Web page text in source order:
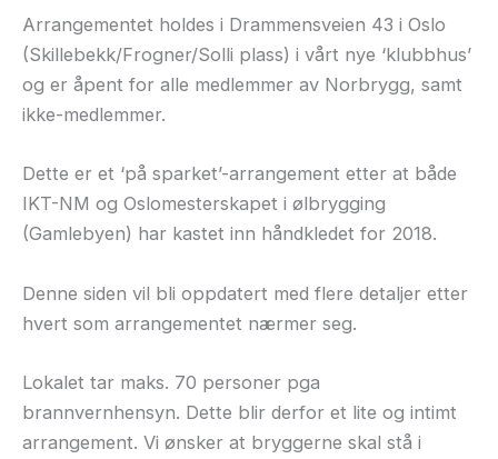
Arrangementet holdes i Drammensveien 43 i Oslo
(Skillebekk/Frogner/Solli plass) i vårt nye ‘klubbhus’
og er åpent for alle medlemmer av Norbrygg, samt
ikke-medlemmer.
Dette er et ‘på sparket’-arrangement etter at både
IKT-NM og Oslomesterskapet i ølbrygging
(Gamlebyen) har kastet inn håndkledet for 2018.
Denne siden vil bli oppdatert med flere detaljer etter
hvert som arrangementet nærmer seg.
Lokalet tar maks. 70 personer pga
brannvernhensyn. Dette blir derfor et lite og intimt
arrangement. Vi ønsker at bryggerne skal stå i